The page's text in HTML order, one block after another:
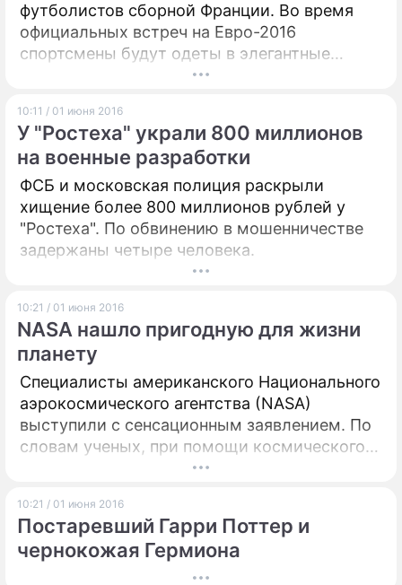
футболистов сборной Франции. Во время
официальных встреч на Евро-2016
спортсмены будут одеты в элегантные
10:11 / 01 июня 2016
У "Ростеха" украли 800 миллионов
на военные разработки
ФСБ и московская полиция раскрыли
хищение более 800 миллионов рублей у
"Ростеха". По обвинению в мошенничестве
задержаны четыре человека.
10:21 / 01 июня 2016
NASA нашло пригодную для жизни
планету
Специалисты американского Национального
аэрокосмического агентства (NASA)
выступили с сенсационным заявлением. По
словам ученых, при помощи космического
телескопа Kepler им удалось установить, что
может существовать жизнь.
10:21 / 01 июня 2016
Постаревший Гарри Поттер и
чернокожая Гермиона